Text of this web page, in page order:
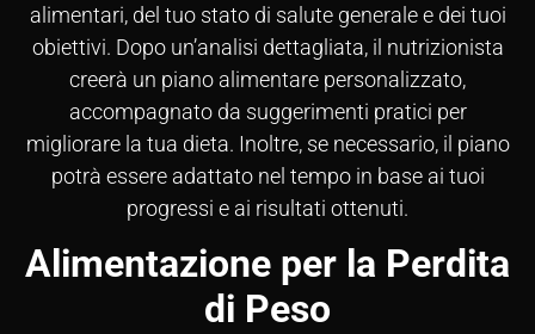
alimentari, del tuo stato di salute generale e dei tuoi
obiettivi. Dopo un’analisi dettagliata, il nutrizionista
creerà un piano alimentare personalizzato,
accompagnato da suggerimenti pratici per
migliorare la tua dieta. Inoltre, se necessario, il piano
potrà essere adattato nel tempo in base ai tuoi
progressi e ai risultati ottenuti.
Alimentazione per la Perdita
di Peso